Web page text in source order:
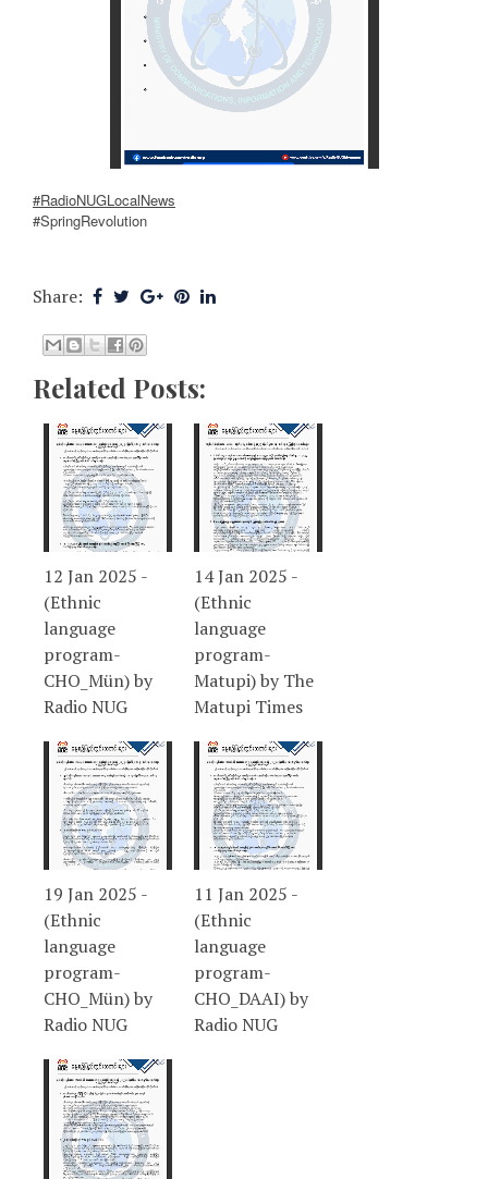
#RadioNUGLocalNews
#SpringRevolution
Share:
Related Posts:
12 Jan 2025 -
(Ethnic
language
program-
CHO_Mün) by
Radio NUG
14 Jan 2025 -
(Ethnic
language
program-
Matupi) by The
Matupi Times
19 Jan 2025 -
(Ethnic
language
program-
CHO_Mün) by
Radio NUG
11 Jan 2025 -
(Ethnic
language
program-
CHO_DAAI) by
Radio NUG